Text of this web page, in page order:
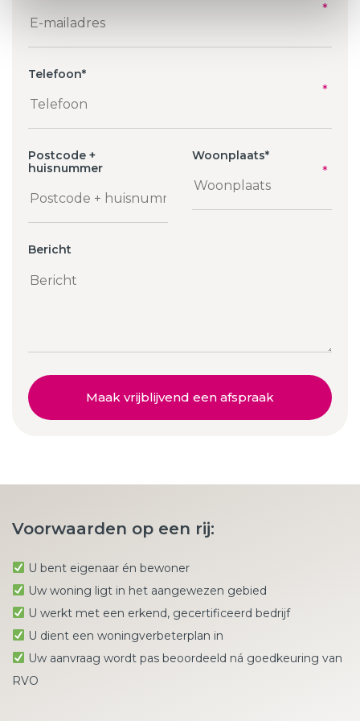
Telefoon*
Postcode +
huisnummer
Woonplaats*
Bericht
Maak vrijblijvend een afspraak
Voorwaarden op een rij:
U bent eigenaar én bewoner
Uw woning ligt in het aangewezen gebied
U werkt met een erkend, gecertificeerd bedrijf
U dient een woningverbeterplan in
Uw aanvraag wordt pas beoordeeld ná goedkeuring van
RVO